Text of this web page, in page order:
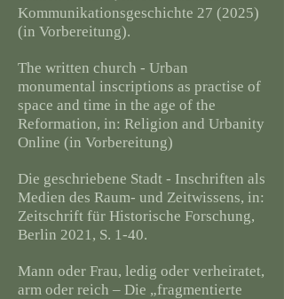
Kommunikationsgeschichte 27 (2025)
(in Vorbereitung).
The written church - Urban
monumental inscriptions as practise of
space and time in the age of the
Reformation, in: Religion and Urbanity
Online (in Vorbereitung)
Die geschriebene Stadt - Inschriften als
Medien des Raum- und Zeitwissens, in:
Zeitschrift für Historische Forschung,
Berlin 2021, S. 1-40.
Mann oder Frau, ledig oder verheiratet,
arm oder reich – Die „fragmentierte